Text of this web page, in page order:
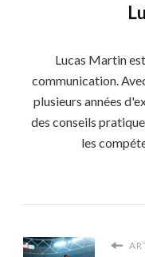
Lucas Martin
communication.
plusieurs années
des conseils
les